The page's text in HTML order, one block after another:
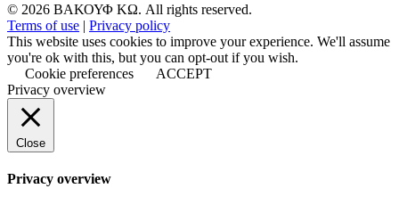
© 2026 ΒΑΚΟΥΦ ΚΩ. All rights reserved.
Terms of use | Privacy policy
This website uses cookies to improve your experience. We'll assume
you're ok with this, but you can opt-out if you wish.
Cookie preferences
ACCEPT
Privacy overview
Close
Privacy overview